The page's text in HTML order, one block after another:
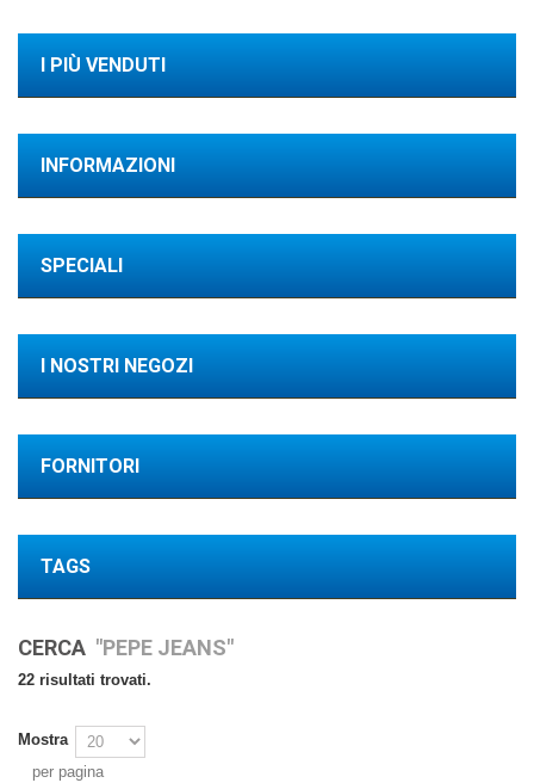
I PIÙ VENDUTI
INFORMAZIONI
SPECIALI
I NOSTRI NEGOZI
FORNITORI
TAGS
CERCA "PEPE JEANS"
22 risultati trovati.
Mostra
per pagina